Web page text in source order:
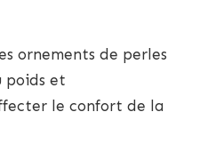
ornements de perles
poids et
le confort de la